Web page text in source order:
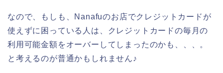
なので、もしも、Nanafuのお店でクレジットカードが
使えずに困っている人は、クレジットカードの毎月の
利用可能金額をオーバーしてしまったのかも、、、。
と考えるのが普通かもしれません♪